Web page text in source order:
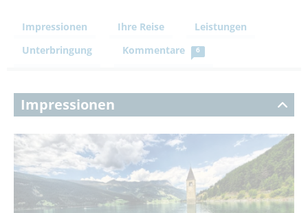
Impressionen Ihre Reise
Leistungen
Unterbringung
Kommentare 6
Impressionen